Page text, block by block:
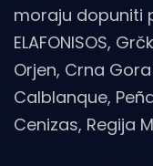
moraju dopuniti
ELAFONISOS,
Orjen, Crna
Calblanque,
Cenizas, Regija